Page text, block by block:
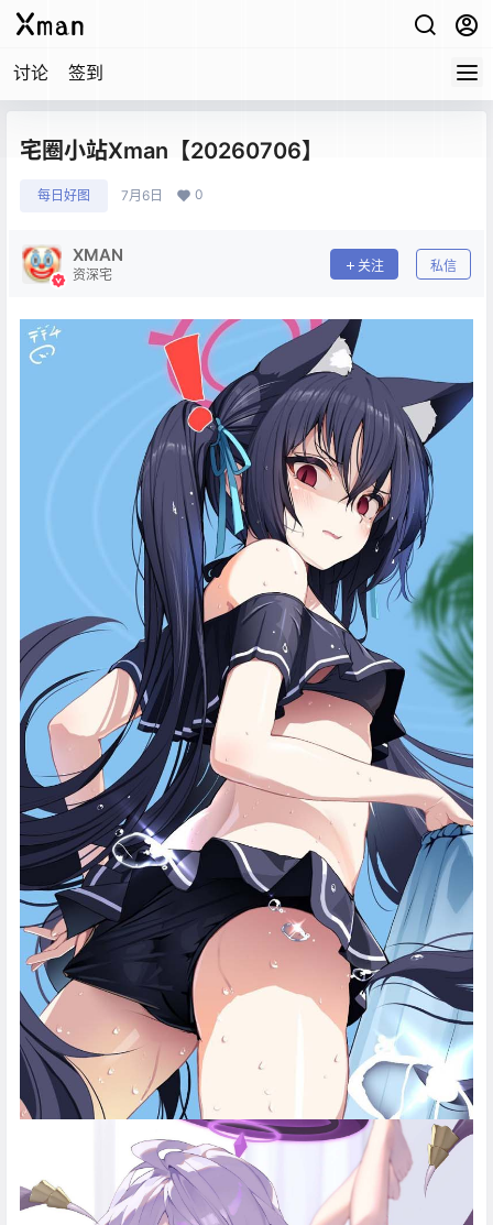
讨论 签到
宅圈小站Xman【20260706】
每日好图 7月6日 0
XMAN
资深宅
关注 私信